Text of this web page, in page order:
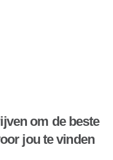
om de beste
jou te vinden